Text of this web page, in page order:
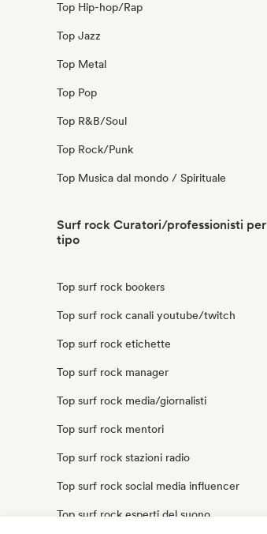
Top Hip-hop/Rap
Top Jazz
Top Metal
Top Pop
Top R&B/Soul
Top Rock/Punk
Top Musica dal mondo / Spirituale
Surf rock Curatori/professionisti per
tipo
Top surf rock bookers
Top surf rock canali youtube/twitch
Top surf rock etichette
Top surf rock manager
Top surf rock media/giornalisti
Top surf rock mentori
Top surf rock stazioni radio
Top surf rock social media influencer
Top surf rock esperti del suono